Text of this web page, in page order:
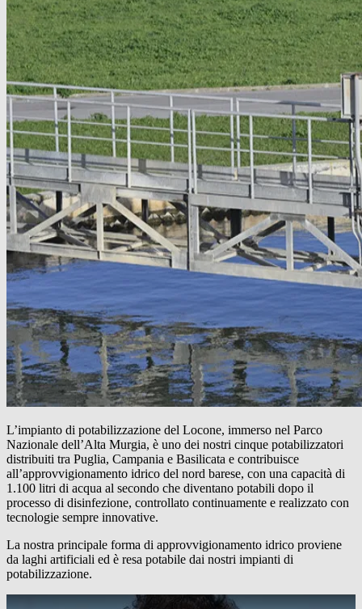
L’impianto di potabilizzazione del Locone, immerso nel Parco
Nazionale dell’Alta Murgia, è uno dei nostri cinque potabilizzatori
distribuiti tra Puglia, Campania e Basilicata e contribuisce
all’approvvigionamento idrico del nord barese, con una capacità di
1.100 litri di acqua al secondo che diventano potabili dopo il
processo di disinfezione, controllato continuamente e realizzato con
tecnologie sempre innovative.
La nostra principale forma di approvvigionamento idrico proviene
da laghi artificiali ed è resa potabile dai nostri impianti di
potabilizzazione.